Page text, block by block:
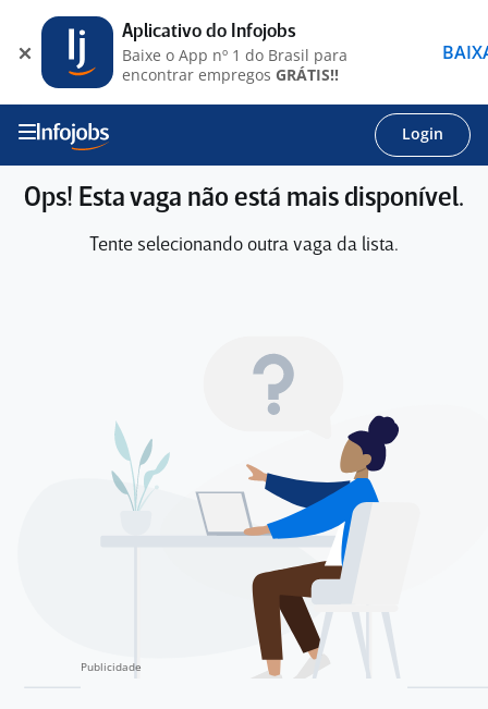
Login
Ops! Esta vaga não está mais disponível.
Tente selecionando outra vaga da lista.
Aplicativo do Infojobs
Baixe o App nº 1 do Brasil para
encontrar empregos GRÁTIS!!